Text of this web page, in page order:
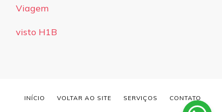
Viagem
visto H1B
INÍCIO VOLTAR AO SITE SERVIÇOS CONTATO